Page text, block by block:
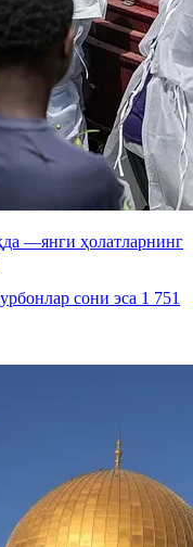
—янги ҳолатларнинг
сони эса 1 751